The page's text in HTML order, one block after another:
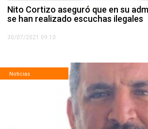
Nito Cortizo aseguró que en su
se han realizado escuchas ilegales
30/07/2021 09:10
Noticias